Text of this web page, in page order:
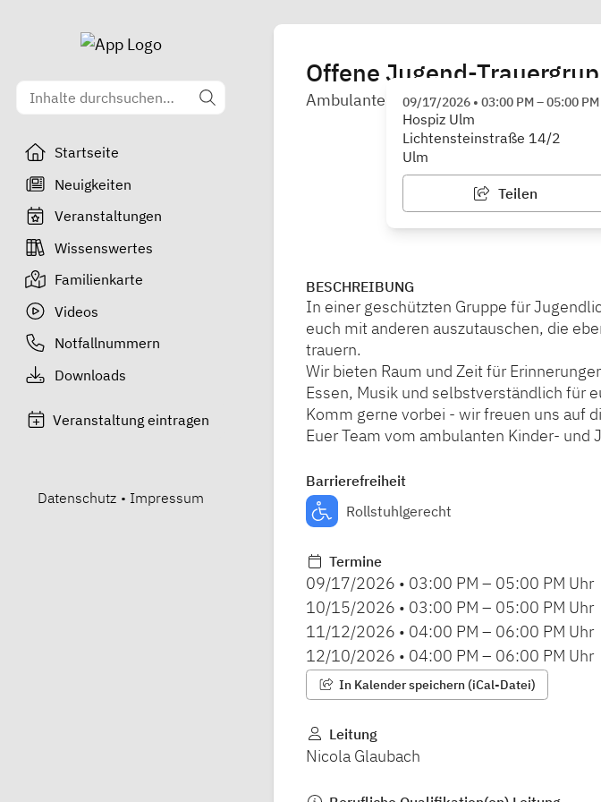
Startseite
Neuigkeiten
Veranstaltungen
Wissenswertes
Familienkarte
Videos
Notfallnummern
Downloads
Veranstaltung eintragen
Datenschutz • Impressum
Offene Jugend-
Ambulanter Kinder- und
09/17/2026 • 03:00 PM–05:00 PM
Hospiz Ulm
Lichtensteinstraße 14/2
Ulm
Teilen
BESCHREIBUNG
In einer geschützten Gruppe für
euch mit anderen auszutauschen, die
trauern.
Wir bieten Raum und Zeit für
Essen, Musik und selbstverständlich für
Komm gerne vorbei - wir freuen uns auf
Euer Team vom ambulanten Kinder- und
Barrierefreiheit
Rollstuhlgerecht
Termine
09/17/2026 • 03:00 PM – 05:00 PM Uhr
10/15/2026 • 03:00 PM – 05:00 PM Uhr
11/12/2026 • 04:00 PM – 06:00 PM Uhr
12/10/2026 • 04:00 PM – 06:00 PM Uhr
In Kalender speichern (iCal-Datei)
Leitung
Nicola Glaubach